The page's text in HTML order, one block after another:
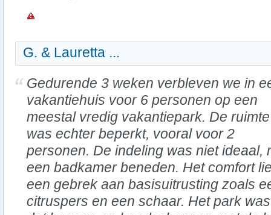
G. & Lauretta ...
Gedurende 3 weken verbleven we in
vakantiehuis voor 6 personen op een
meestal vredig vakantiepark. De ruimte
was echter beperkt, vooral voor 2
personen. De indeling was niet ideaal,
een badkamer beneden. Het comfort
een gebrek aan basisuitrusting zoals
citruspers en een schaar. Het park